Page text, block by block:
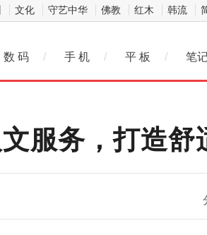
文化 守艺中华 佛教 红木 韩流
数 码 / 手 机 / 平 板 / 笔
服务，打造舒